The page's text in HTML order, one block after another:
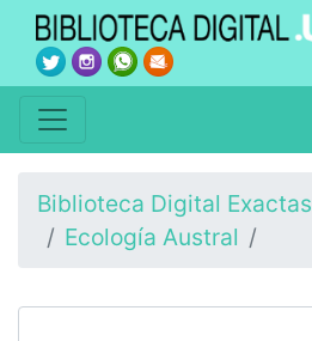
Biblioteca Digital Exactas
Ecología Austral